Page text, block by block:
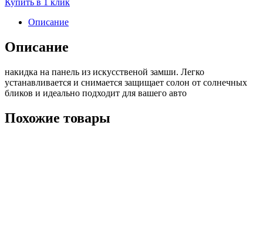
Купить в 1 клик
Описание
Описание
накидка на панель из искусственой замши. Легко
устанавливается и снимается защищает солон от солнечных
бликов и идеально подходит для вашего авто
Похожие товары